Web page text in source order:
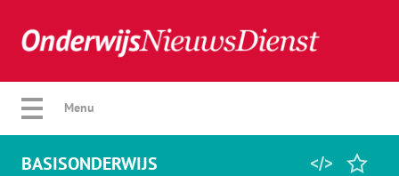
Verberg menu
Home
Menu
BASISONDERWIJS